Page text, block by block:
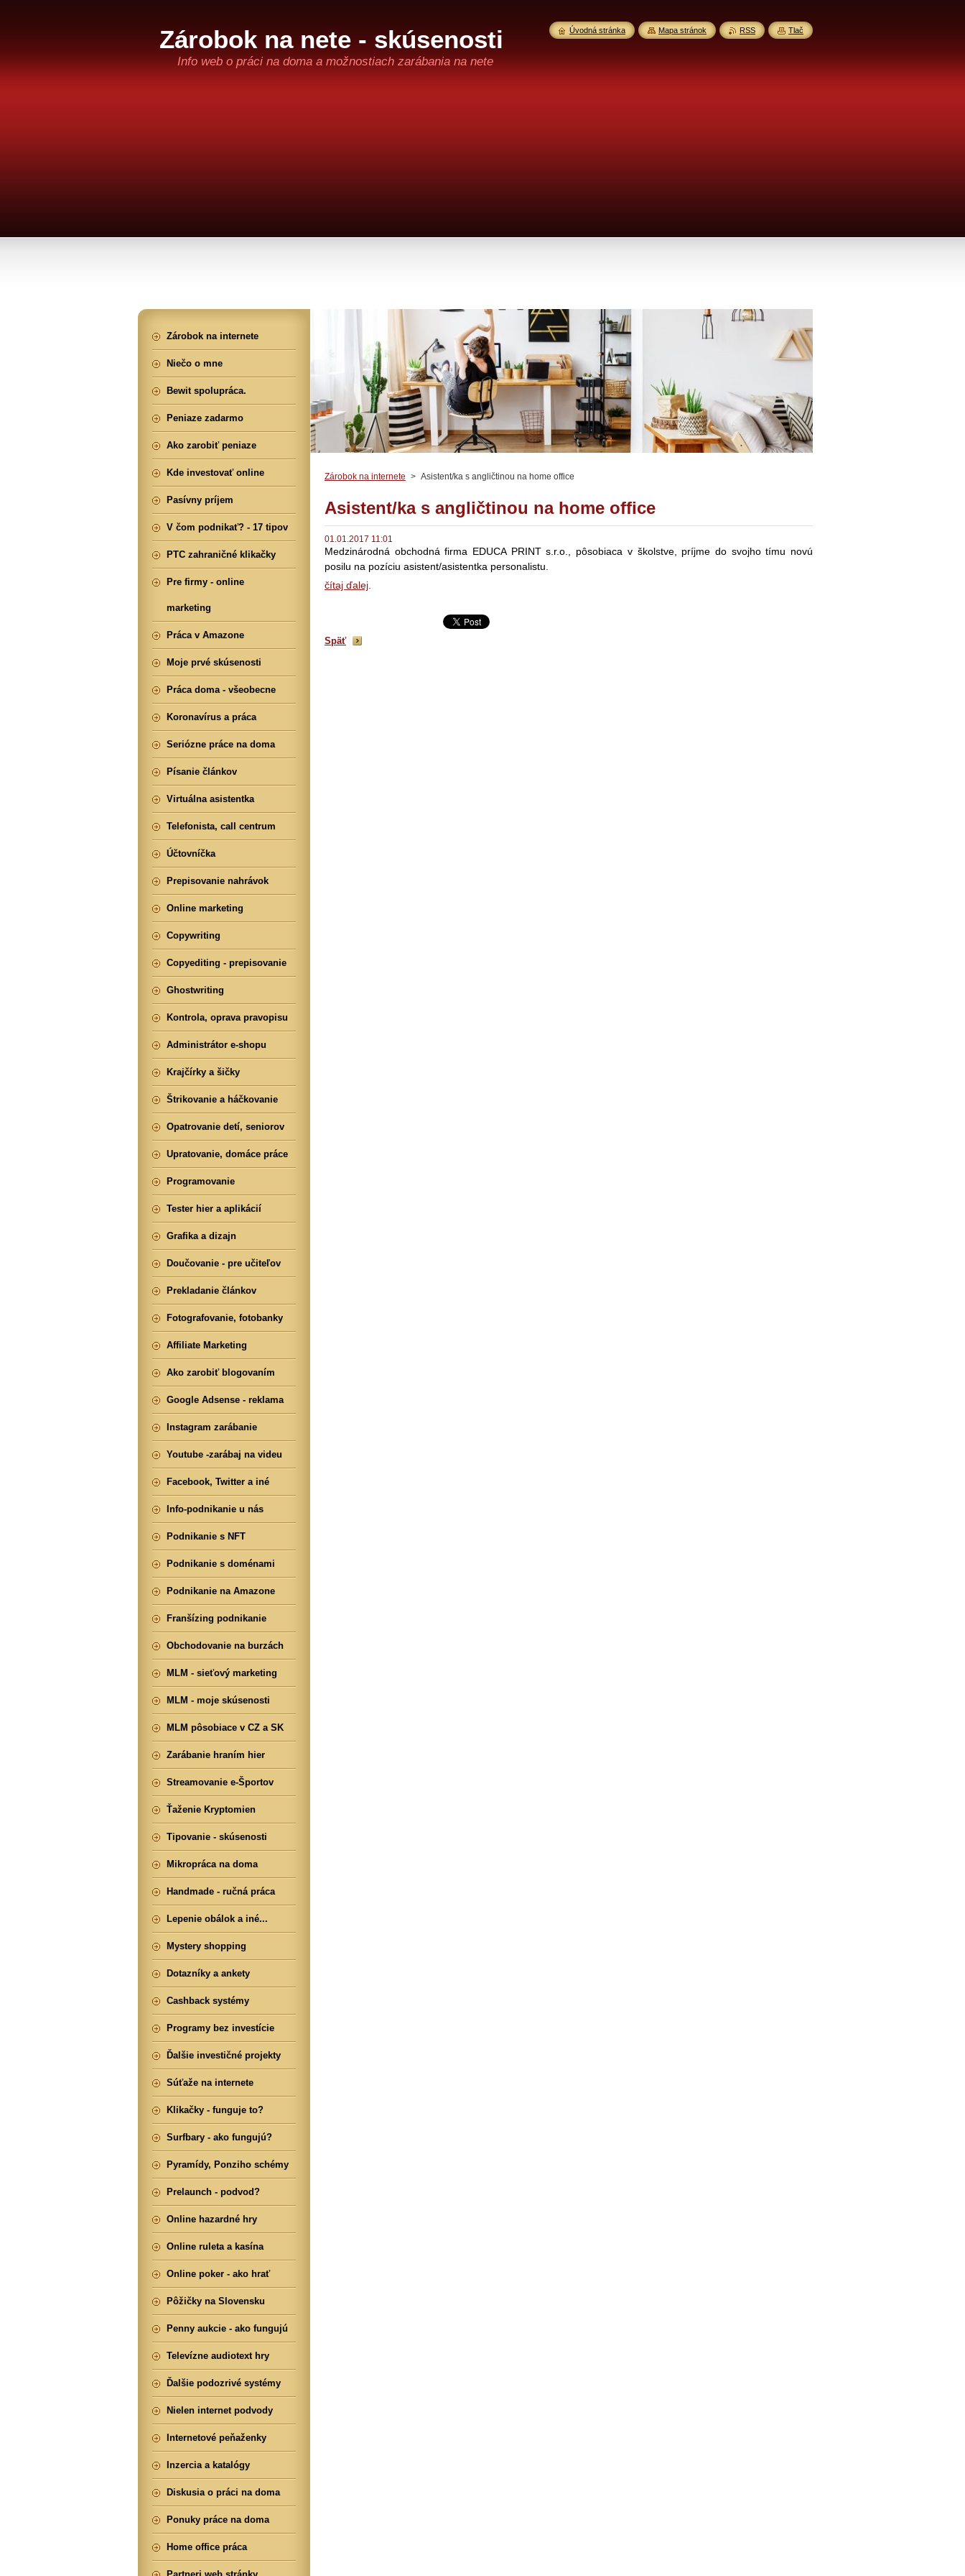
Zárobok na nete - skúsenosti
Info web o práci na doma a možnostiach zarábania na nete
Zárobok na internete > Asistent/ka s angličtinou na home office
Asistent/ka s angličtinou na home office
01.01.2017 11:01
Medzinárodná obchodná firma EDUCA PRINT s.r.o., pôsobiaca v školstve, príjme do svojho tímu novú
posilu na pozíciu asistent/asistentka personalistu.
čítaj ďalej
Späť
Zárobok na internete
Niečo o mne
Bewit spolupráca.
Peniaze zadarmo
Ako zarobiť peniaze
Kde investovať online
Pasívny príjem
V čom podnikať? - 17 tipov
PTC zahraničné klikačky
Pre firmy - online
marketing
Práca v Amazone
Moje prvé skúsenosti
Práca doma - všeobecne
Koronavírus a práca
Seriózne práce na doma
Písanie článkov
Virtuálna asistentka
Telefonista, call centrum
Účtovníčka
Prepisovanie nahrávok
Online marketing
Copywriting
Copyediting - prepisovanie
Ghostwriting
Kontrola, oprava pravopisu
Administrátor e-shopu
Krajčírky a šičky
Štrikovanie a háčkovanie
Opatrovanie detí, seniorov
Upratovanie, domáce práce
Programovanie
Tester hier a aplikácií
Grafika a dizajn
Doučovanie - pre učiteľov
Prekladanie článkov
Fotografovanie, fotobanky
Affiliate Marketing
Ako zarobiť blogovaním
Google Adsense - reklama
Instagram zarábanie
Youtube -zarábaj na videu
Facebook, Twitter a iné
Info-podnikanie u nás
Podnikanie s NFT
Podnikanie s doménami
Podnikanie na Amazone
Franšízing podnikanie
Obchodovanie na burzách
MLM - sieťový marketing
MLM - moje skúsenosti
MLM pôsobiace v CZ a SK
Zarábanie hraním hier
Streamovanie e-Športov
Ťaženie Kryptomien
Tipovanie - skúsenosti
Mikropráca na doma
Handmade - ručná práca
Lepenie obálok a iné...
Mystery shopping
Dotazníky a ankety
Cashback systémy
Programy bez investície
Ďalšie investičné projekty
Súťaže na internete
Klikačky - funguje to?
Surfbary - ako fungujú?
Pyramídy, Ponziho schémy
Prelaunch - podvod?
Online hazardné hry
Online ruleta a kasína
Online poker - ako hrať
Pôžičky na Slovensku
Penny aukcie - ako fungujú
Televízne audiotext hry
Ďalšie podozrivé systémy
Nielen internet podvody
Internetové peňaženky
Inzercia a katalógy
Diskusia o práci na doma
Ponuky práce na doma
Home office práca
Úvodná stránka Mapa stránok RSS Tlač